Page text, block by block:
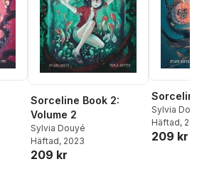
Sorceline Book 2:
Volume 2
Sylvia Douyé
Häftad, 2023
209 kr
Sorceline:
Sylvia Douyé
Häftad, 2022
209 kr